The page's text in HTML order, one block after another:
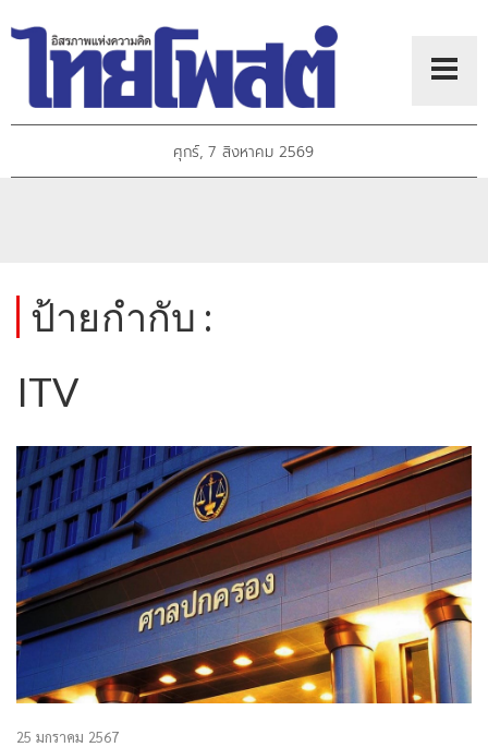
ศุกร์, 7 สิงหาคม 2569
ป้ายกำกับ :
ITV
25 มกราคม 2567